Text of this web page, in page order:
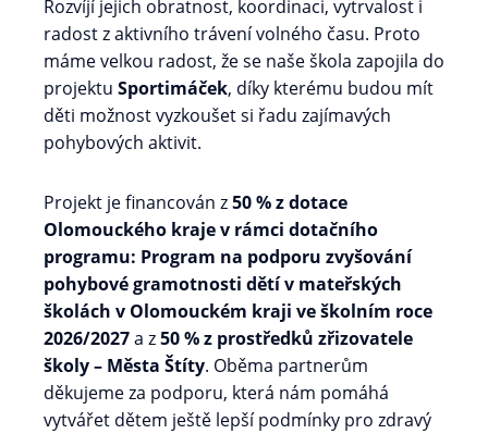
Rozvíjí jejich obratnost, koordinaci, vytrvalost i
radost z aktivního trávení volného času. Proto
máme velkou radost, že se naše škola zapojila do
projektu Sportimáček, díky kterému budou mít
děti možnost vyzkoušet si řadu zajímavých
pohybových aktivit.
Projekt je financován z50 % z dotace
Olomouckého kraje v rámci dotačního
programu: Program na podporu zvyšování
pohybové gramotnosti dětí v mateřských
školách v Olomouckém kraji ve školním roce
2026/2027a z50 % z prostředků zřizovatele
školy – Města Štíty. Oběma partnerům
děkujeme za podporu, která nám pomáhá
vytvářet dětem ještě lepší podmínky pro zdravý